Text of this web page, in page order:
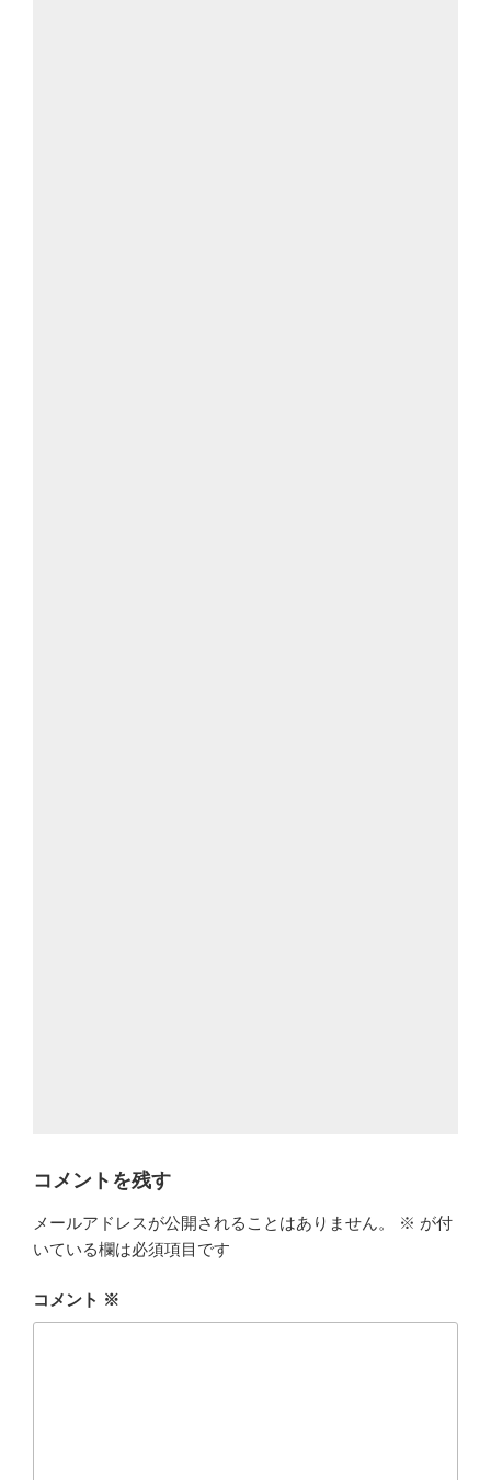
コメントを残す
メールアドレスが公開されることはありません。 ※ が付
いている欄は必須項目です
コメント ※